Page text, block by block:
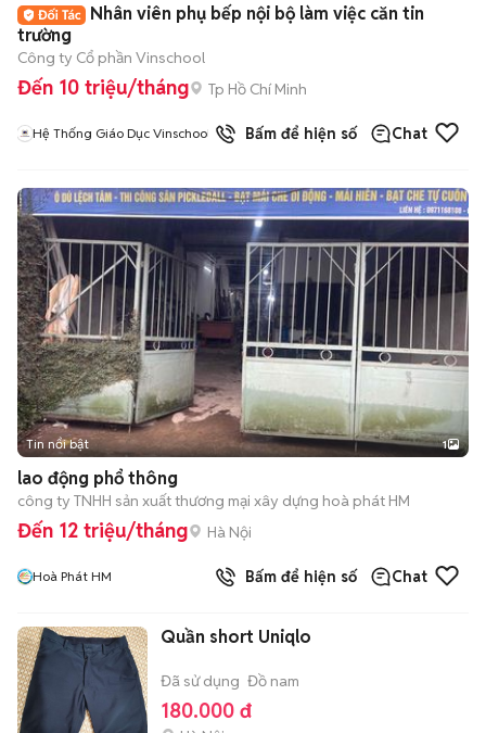
Nhân viên phụ bếp nội bộ làm việc căn tin
trường
Công ty Cổ phần Vinschool
Đến 10 triệu/tháng Tp Hồ Chí Minh
Hệ Thống Giáo Dục Vinschool Bấm để hiện số Chat
Tin nổi bật 1
lao động phổ thông
công ty TNHH sản xuất thương mại xây dựng hoà phát HM
Đến 12 triệu/tháng Hà Nội
Hoà Phát HM Bấm để hiện số Chat
Quần short Uniqlo
Đã sử dụng Đồ nam
180.000 đ